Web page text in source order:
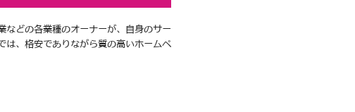
などの各業種のオーナーが、自身のサー
は、格安でありながら質の高いホームペ